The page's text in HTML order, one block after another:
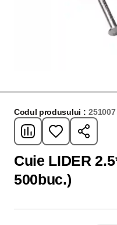
Codul produsului : 251007
Cuie LIDER
500buc.)